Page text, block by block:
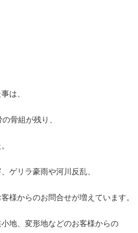
は、
骨組が残り、
ゲリラ豪雨や河川反乱、
様からのお問合せが増えています。
地、変形地などのお客様からの